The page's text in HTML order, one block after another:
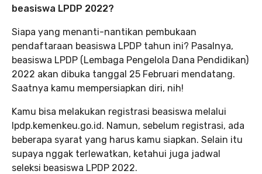
beasiswa LPDP 2022?
Siapa yang menanti-nantikan pembukaan
pendaftaraan beasiswa LPDP tahun ini? Pasalnya,
beasiswa LPDP (Lembaga Pengelola Dana Pendidikan)
2022 akan dibuka tanggal 25 Februari mendatang.
Saatnya kamu mempersiapkan diri, nih!
Kamu bisa melakukan registrasi beasiswa melalui
lpdp.kemenkeu.go.id. Namun, sebelum registrasi, ada
beberapa syarat yang harus kamu siapkan. Selain itu
supaya nggak terlewatkan, ketahui juga jadwal
seleksi beasiswa LPDP 2022.